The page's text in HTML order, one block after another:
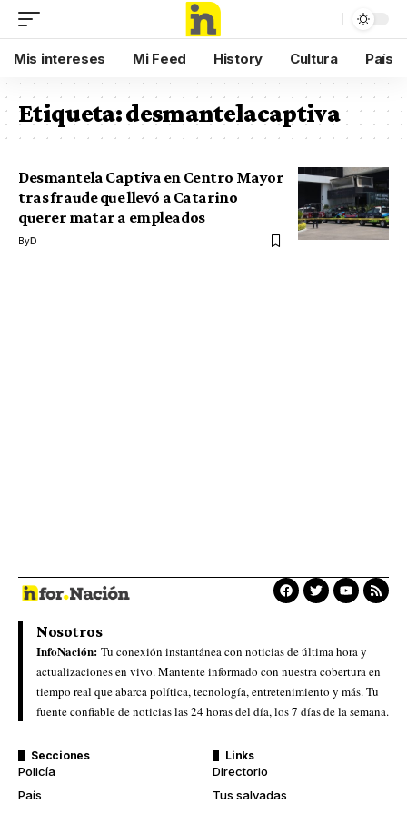
Mis intereses Mi Feed History Cultura País
Etiqueta:desmantelacaptiva
Desmantela Captiva en Centro Mayor
tras fraude que llevó a Catarino
querer matar a empleados
ByD
Nosotros
InfoNación: Tu conexión instantánea con noticias de última hora y
actualizaciones en vivo. Mantente informado con nuestra cobertura en
tiempo real que abarca política, tecnología, entretenimiento y más. Tu
fuente confiable de noticias las 24 horas del día, los 7 días de la semana.
Secciones
Policía
País
Links
Directorio
Tus salvadas